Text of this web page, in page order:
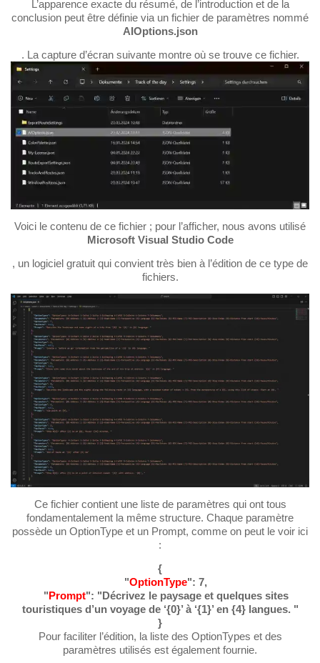
L’apparence exacte du résumé, de l’introduction et de la
conclusion peut être définie via un fichier de paramètres nommé
AIOptions.json
. La capture d’écran suivante montre où se trouve ce fichier.
Voici le contenu de ce fichier ; pour l’afficher, nous avons utilisé
Microsoft Visual Studio Code
, un logiciel gratuit qui convient très bien à l’édition de ce type de
fichiers.
Ce fichier contient une liste de paramètres qui ont tous
fondamentalement la même structure. Chaque paramètre
possède un OptionType et un Prompt, comme on peut le voir ici
:
{
"OptionType": 7,
"Prompt": "Décrivez le paysage et quelques sites
touristiques d’un voyage de ‘{0}’ à ‘{1}’ en {4} langues. "
}
Pour faciliter l’édition, la liste des OptionTypes et des
paramètres utilisés est également fournie.